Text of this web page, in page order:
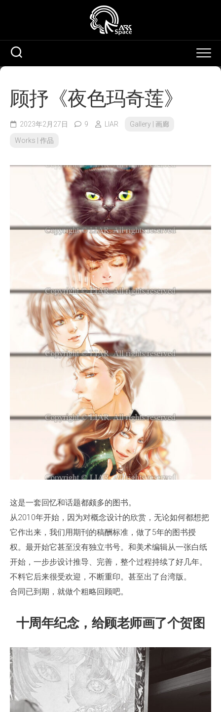
顾抒《夜色玛奇莲》
2023年2月27日 9 LIAR Gallery | 画廊
Works | 作品
这是一套回忆和话题都颇多的图书。
从2010年开始，因为对概念设计的欣赏，无论如何都想把
它作出来，我们用期刊的稿酬标准，做了5年的图书授
权。最开始它甚至没有独立书号。和美术编辑从一张白纸
开始，一步步设计推导、完善，整个过程持续了好几年。
不料它后来很受欢迎，不断重印。甚至出了台湾版。
合同已到期，就做个粗略回顾吧。
十周年纪念，给顾老师画了个贺图